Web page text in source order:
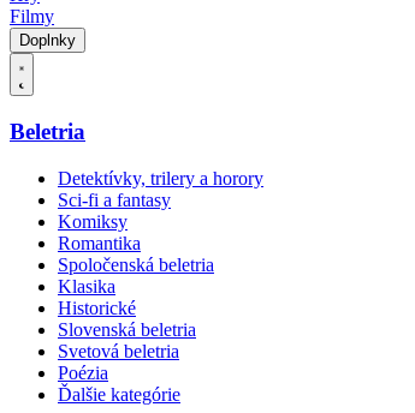
Filmy
Doplnky
Beletria
Detektívky, trilery a horory
Sci-fi a fantasy
Komiksy
Romantika
Spoločenská beletria
Klasika
Historické
Slovenská beletria
Svetová beletria
Poézia
Ďalšie kategórie